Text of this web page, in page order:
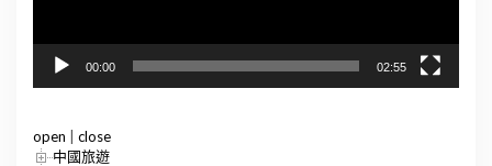
00:00 02:55
open
close
中國旅遊